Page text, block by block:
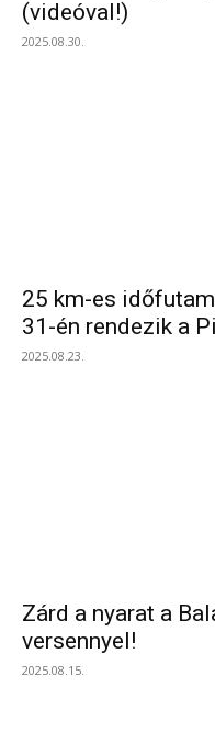
(videóval!)
2025.08.30.
25 km-es
31-én rendezik a
2025.08.23.
Zárd a nyarat a
versennyel!
2025.08.15.